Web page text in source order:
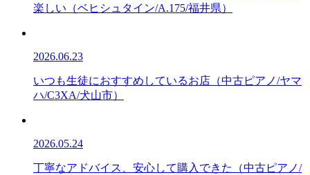
楽しい（ベヒシュタイン/A.175/福井県）
2026.06.23
いつも生徒におすすめしているお店（中古ピアノ/ヤマ
ハ/C3XA/犬山市）
2026.05.24
丁寧なアドバイス、安心して購入できた（中古ピアノ/